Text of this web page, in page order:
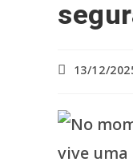
Post13/12/